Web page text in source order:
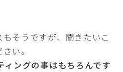
そうですが、聞きたいこ
い。
ィングの事はもちろんです